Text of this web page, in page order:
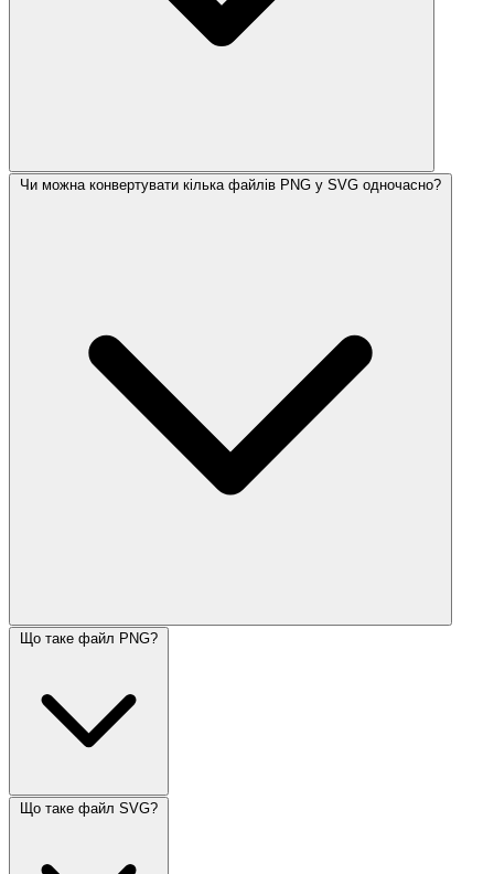
Чи можна конвертувати кілька файлів PNG у SVG одночасно?
Що таке файл PNG?
Що таке файл SVG?